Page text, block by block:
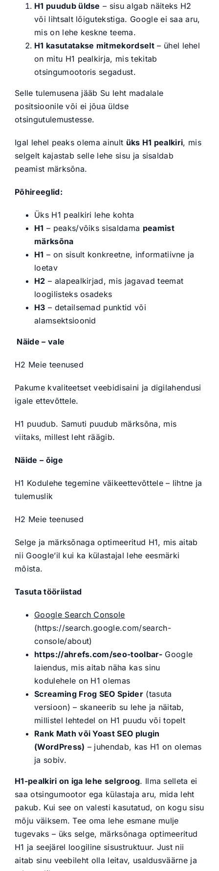
H1 puudub üldse – sisu algab näiteks H2
või lihtsalt lõigutekstiga. Google ei saa aru,
mis on lehe keskne teema.
H1 kasutatakse mitmekordselt– ühel lehel
on mitu H1 pealkirja, mis tekitab
otsingumootoris segadust.
Selle tulemusena jääb Su leht madalale
positsioonile või ei jõua üldse
otsingutulemustesse.
Igal lehel peaks olema ainult üks H1 pealkiri, mis
selgelt kajastab selle lehe sisu ja sisaldab
peamist märksõna.
Põhireeglid:
Üks H1 pealkiri lehe kohta
H1 – peaks/võiks sisaldama peamist
märksõna
H1 – on sisult konkreetne, informatiivne ja
loetav
H2 – alapealkirjad, mis jagavad teemat
loogilisteks osadeks
H3 – detailsemad punktid või
alamsektsioonid
Näide – vale
H2 Meie teenused
Pakume kvaliteetset veebidisaini ja digilahendusi
igale ettevõttele.
H1 puudub. Samuti puudub märksõna, mis
viitaks, millest leht räägib.
Näide – õige
H1 Kodulehe tegemine väikeettevõttele – lihtne ja
tulemuslik
H2 Meie teenused
Selge ja märksõnaga optimeeritud H1, mis aitab
nii Google’il kui ka külastajal lehe eesmärki
mõista.
Tasuta tööriistad
Google Search Console
(https://search.google.com/search-
console/about)
https://ahrefs.com/seo-toolbar-Google
laiendus, mis aitab näha kas sinu
kodulehele on H1 olemas
Screaming Frog SEO Spider (tasuta
versioon) – skaneerib su lehe ja näitab,
millistel lehtedel on H1 puudu või topelt
Rank Math või Yoast SEO plugin
(WordPress) – juhendab, kas H1 on olemas
ja sobiv.
H1-pealkiri on iga lehe selgroog. Ilma selleta ei
saa otsingumootor ega külastaja aru, mida leht
pakub. Kui see on valesti kasutatud, on kogu sisu
mõju väiksem. Tee oma lehe esmane mulje
tugevaks – üks selge, märksõnaga optimeeritud
H1 ja seejärel loogiline sisustruktuur. Just nii
aitab sinu veebileht olla leitav, usaldusväärne ja